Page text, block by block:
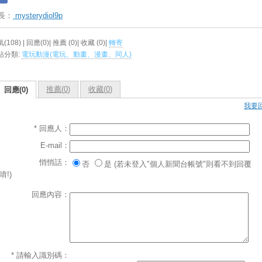
： mysterydiol9p
(108) | 回應(0)| 推薦 (0)| 收藏 (0)| 轉寄
分類: 電玩動漫(電玩、動畫、漫畫、同人)
回應(0) 推薦(0) 收藏(0)
我要
* 回應人：
E-mail：
悄悄話：
否
是 (若未登入"個人新聞台帳號"則看不到回覆
唷!)
回應內容：
* 請輸入識別碼：